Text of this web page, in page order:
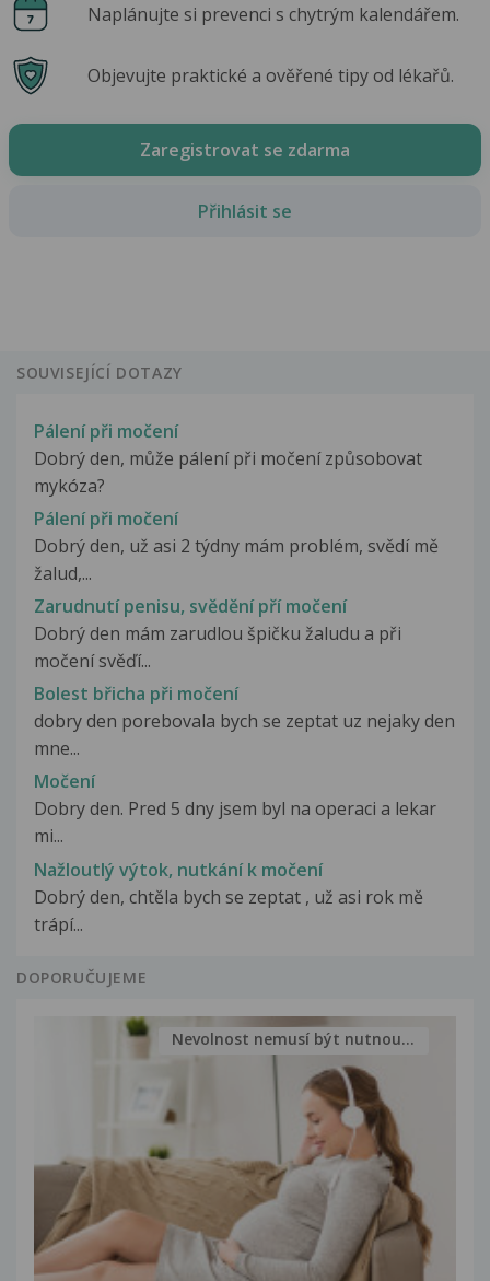
Naplánujte si prevenci s chytrým kalendářem.
Objevujte praktické a ověřené tipy od lékařů.
Zaregistrovat se zdarma
Přihlásit se
SOUVISEJÍCÍ DOTAZY
Pálení při močení
Dobrý den, může pálení při močení způsobovat
mykóza?
Pálení při močení
Dobrý den, už asi 2 týdny mám problém, svědí mě
žalud,...
Zarudnutí penisu, svědění pří močení
Dobrý den mám zarudlou špičku žaludu a při
močení svěďí...
Bolest břicha při močení
dobry den porebovala bych se zeptat uz nejaky den
mne...
Močení
Dobry den. Pred 5 dny jsem byl na operaci a lekar
mi...
Nažloutlý výtok, nutkání k močení
Dobrý den, chtěla bych se zeptat , už asi rok mě
trápí...
DOPORUČUJEME
Nevolnost nemusí být nutnou...